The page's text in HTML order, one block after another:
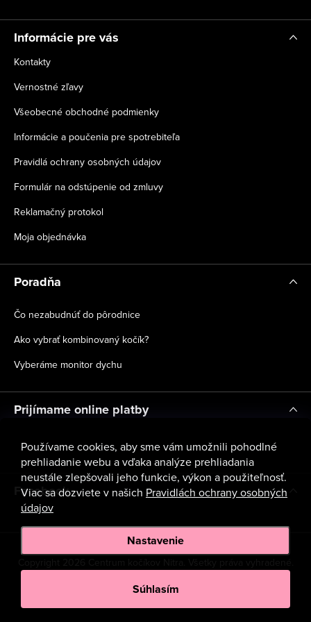
Používame cookies, aby sme vám umožnili pohodlné
prehliadanie webu a vďaka analýze prehliadania
neustále zlepšovali jeho funkcie, výkon a použiteľnosť.
Viac sa dozviete v našich Pravidlách ochrany osobných
údajov
Nastavenie
Súhlasím
e
Informácie pre vás
Kontakty
Vernostné zľavy
Všeobecné obchodné podmienky
Informácie a poučenia pre spotrebiteľa
Pravidlá ochrany osobných údajov
Formulár na odstúpenie od zmluvy
Reklamačný protokol
Moja objednávka
Poradňa
Čo nezabudnúť do pôrodnice
Ako vybrať kombinovaný kočík?
Vyberáme monitor dychu
Prijímame online platby
Facebook